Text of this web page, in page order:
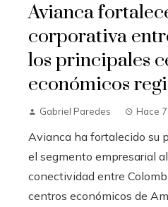
Avianca
corporativa
los principales
económicos
Gabriel Paredes Hace
Avianca ha fortalecido su
el segmento empresarial
conectividad entre
centros económicos de